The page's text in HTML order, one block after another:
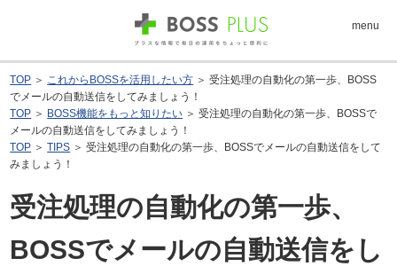
menu
TOP ＞ これからBOSSを活用したい方 ＞ 受注処理の自動化の第一歩、BOSS
でメールの自動送信をしてみましょう！
TOP ＞ BOSS機能をもっと知りたい ＞ 受注処理の自動化の第一歩、BOSSで
メールの自動送信をしてみましょう！
TOP ＞TIPS ＞ 受注処理の自動化の第一歩、BOSSでメールの自動送信をして
みましょう！
受注処理の自動化の第一歩、
BOSSでメールの自動送信をし